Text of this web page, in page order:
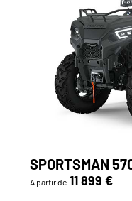
SPORTSMAN
A partir de 11 899 €